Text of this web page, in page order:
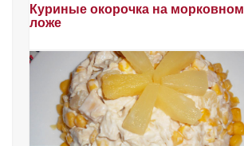
Куриные окорочка на морковном
ложе